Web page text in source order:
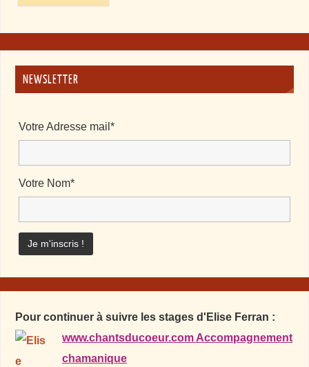
NEWSLETTER
Votre Adresse mail*
Votre Nom*
Pour continuer à suivre les stages d'Elise Ferran :
www.chantsducoeur.com Accompagnement
chamanique